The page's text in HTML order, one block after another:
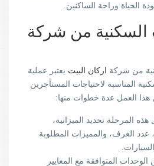
الحياة وراحة الساكنين.
السكنية من شركة
من شركة اركان البيت يعتبر عملية
المناسبة لاحتياجات المستأجرين
العمل عدة خطوات منها:
المرحلة تحديد الميزانية،
عدد الغرف، والمميزات المطلوبة
المتوافقة مع المعايير